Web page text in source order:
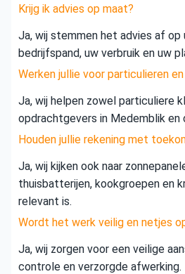
Krijg ik advies op maat?
Ja, wij stemmen het advies af op
bedrijfspand, uw verbruik en uw
Werken jullie voor particulieren
Ja, wij helpen zowel particuliere
opdrachtgevers in Medemblik en
Houden jullie rekening met
Ja, wij kijken ook naar
thuisbatterijen, kookgroepen en
relevant is.
Wordt het werk veilig en netjes
Ja, wij zorgen voor een veilige
controle en verzorgde afwerking.